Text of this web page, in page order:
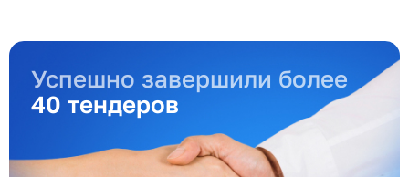
Успешно завершили более
40 тендеров